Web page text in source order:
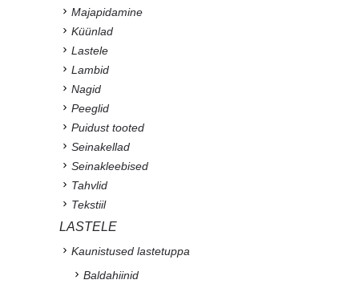
Majapidamine
Küünlad
Lastele
Lambid
Nagid
Peeglid
Puidust tooted
Seinakellad
Seinakleebised
Tahvlid
Tekstiil
LASTELE
Kaunistused lastetuppa
Baldahiinid